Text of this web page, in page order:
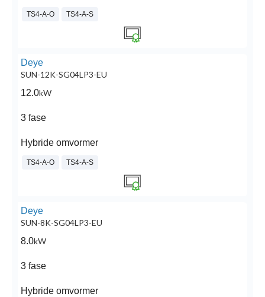
TS4-A-O TS4-A-S
Deye
SUN-12K-SG04LP3-EU
12.0kW
3 fase
Hybride omvormer
TS4-A-O TS4-A-S
Deye
SUN-8K-SG04LP3-EU
8.0kW
3 fase
Hybride omvormer